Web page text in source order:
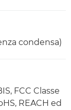
condensa)
FCC Classe
REACH ed